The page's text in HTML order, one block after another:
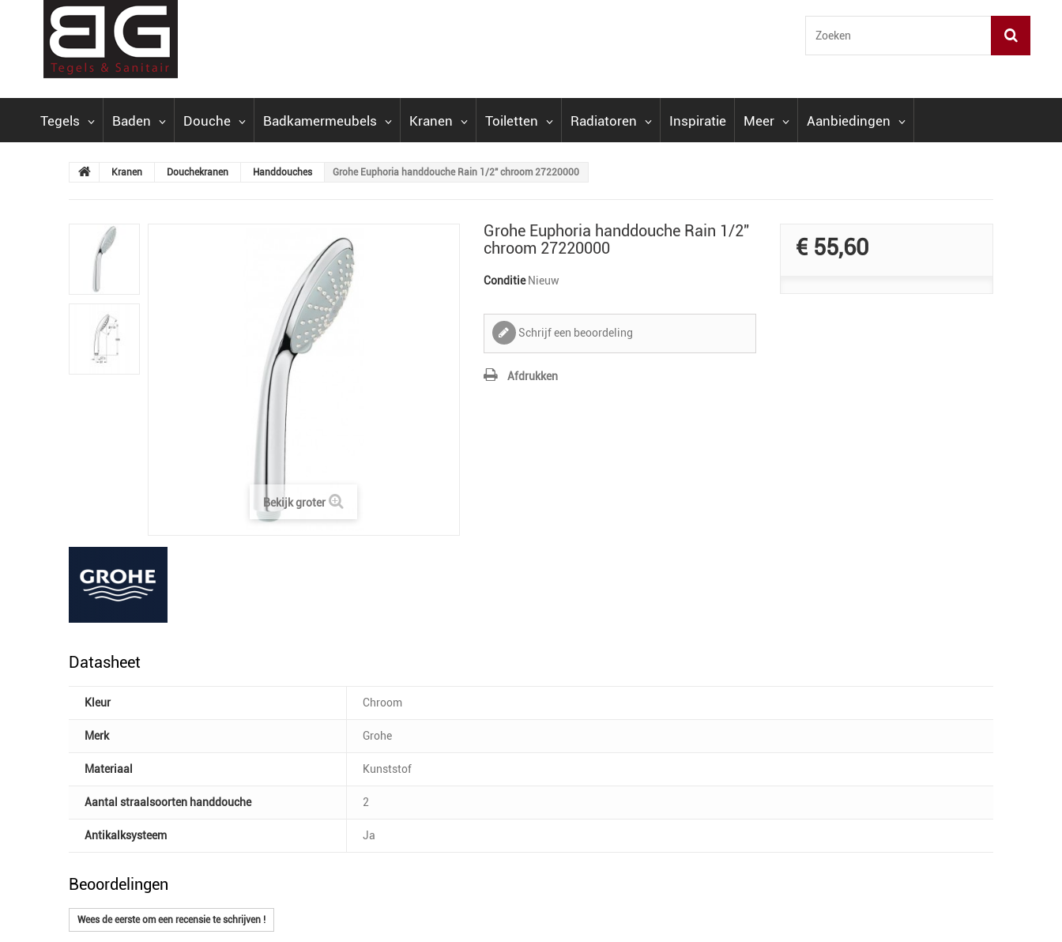
Tegels Baden Douche Badkamermeubels Kranen Toiletten Radiatoren Inspiratie Meer Aanbiedingen
Kranen Douchekranen Handdouches Grohe Euphoria handdouche Rain 1/2" chroom 27220000
Bekijk groter
Grohe Euphoria handdouche Rain 1/2"
chroom 27220000
Conditie Nieuw
Schrijf een beoordeling
Afdrukken
€ 55,60
Datasheet
Kleur Chroom
Merk Grohe
Materiaal Kunststof
Aantal straalsoorten handdouche 2
Antikalksysteem Ja
Beoordelingen
Wees de eerste om een recensie te schrijven !